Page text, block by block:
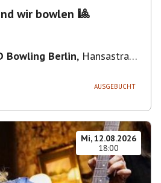
wir bowlen 🎱
Bowling Berlin, Hansastraße
AUSGEBUCHT
Mi, 12.08.2026
18:00